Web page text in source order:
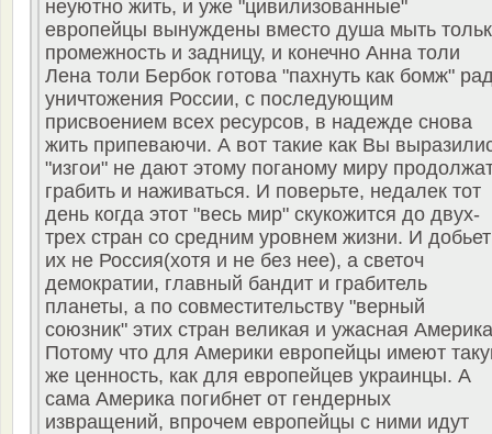
неуютно жить, и уже "цивилизованные"
европейцы вынуждены вместо душа мыть
промежность и задницу, и конечно Анна толи
Лена толи Бербок готова "пахнуть как бомж"
уничтожения России, с последующим
присвоением всех ресурсов, в надежде снова
жить припеваючи. А вот такие как Вы
"изгои" не дают этому поганому миру
грабить и наживаться. И поверьте, недалек тот
день когда этот "весь мир" скукожится до двух-
трех стран со средним уровнем жизни. И добьет
их не Россия(хотя и не без нее), а светоч
демократии, главный бандит и грабитель
планеты, а по совместительству "верный
союзник" этих стран великая и ужасная
Потому что для Америки европейцы имеют
же ценность, как для европейцев украинцы. А
сама Америка погибнет от гендерных
извращений, впрочем европейцы с ними идут